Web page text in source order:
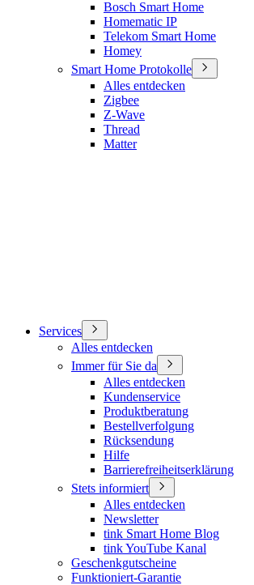
Bosch Smart Home
Homematic IP
Telekom Smart Home
Homey
Smart Home Protokolle
Alles entdecken
Zigbee
Z-Wave
Thread
Matter
Services
Alles entdecken
Immer für Sie da
Alles entdecken
Kundenservice
Produktberatung
Bestellverfolgung
Rücksendung
Hilfe
Barrierefreiheitserklärung
Stets informiert
Alles entdecken
Newsletter
tink Smart Home Blog
tink YouTube Kanal
Geschenkgutscheine
Funktioniert-Garantie